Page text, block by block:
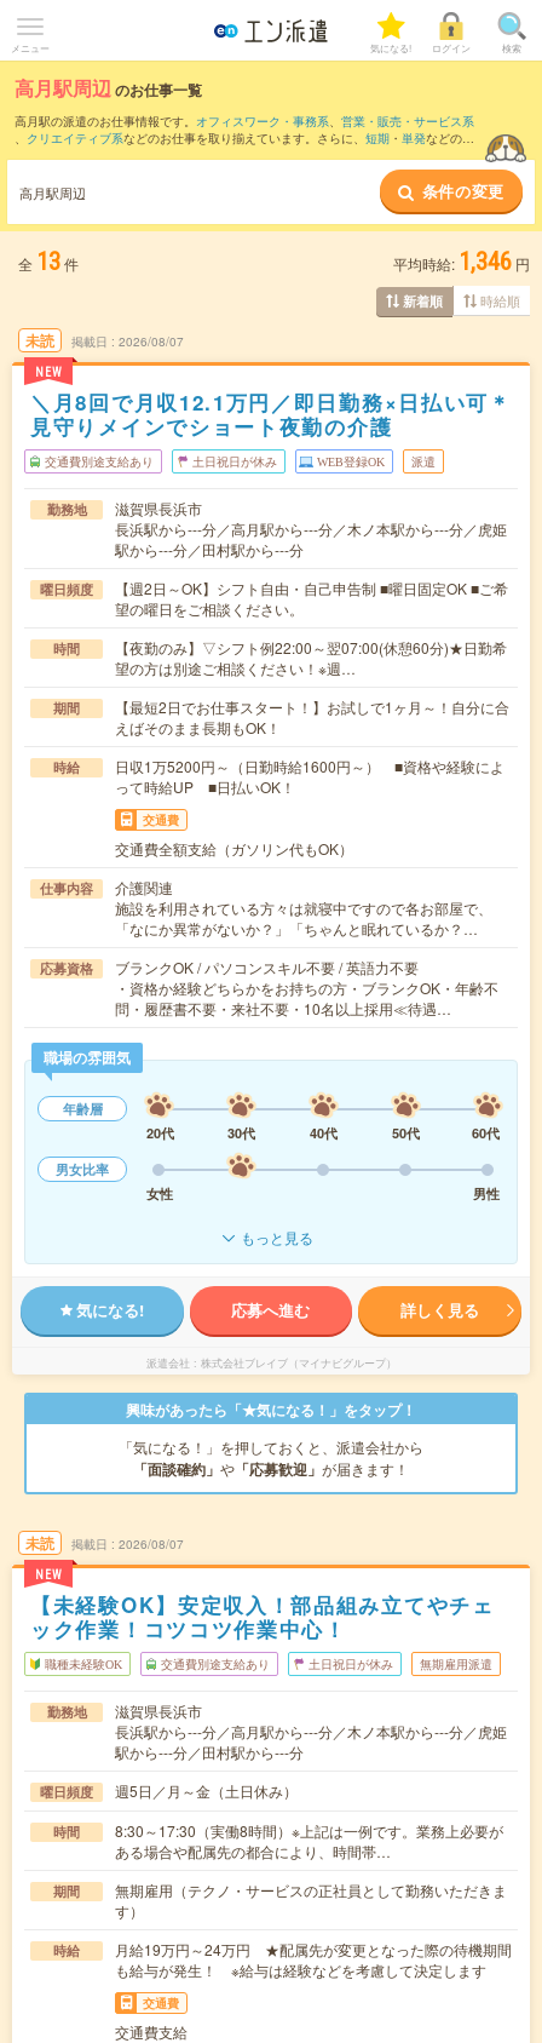
メニュー 気になる! ログイン 検索
高月駅周辺のお仕事一覧
高月駅の派遣のお仕事情報です。 オフィスワーク・事務系、 営業・販売・サービス系
、 クリエイティブ系などのお仕事を取り揃えています。さらに、 短期 ・ 単発などの期
また、長浜駅
など近隣駅のお仕事もご確認
いただけます。
高月駅周辺 条件の変更
全 13件 平均時給: 1,346 円
新着順 時給順
未読
NEW
掲載日 2026/08/07
＼月8回で月収12.1万円／即日勤務×日払い可＊
見守りメインでショート夜勤の介護
交通費別途支給あり 土日祝日が休み WEB登録OK 派遣
勤務地
滋賀県長浜市
長浜駅から---分／高月駅から---分／木ノ本駅から---分／虎姫
駅から---分／田村駅から---分
曜日頻度
【週2日～OK】シフト自由・自己申告制 ■曜日固定OK ■ご希
望の曜日をご相談ください。
時間
【夜勤のみ】▽シフト例22:00～翌07:00(休憩60分)★日勤希
望の方は別途ご相談ください！※週…
期間
【最短2日でお仕事スタート！】お試しで1ヶ月～！自分に合
えばそのまま長期もOK！
時給
日収1万5200円～（日勤時給1600円～） ■資格や経験によ
って時給UP ■日払いOK！
交通費
交通費全額支給（ガソリン代もOK）
仕事内容
介護関連
施設を利用されている方々は就寝中ですので各お部屋で、
「なにか異常がないか？」「ちゃんと眠れているか？…
応募資格
ブランクOK / パソコンスキル不要 / 英語力不要
・資格か経験どちらかをお持ちの方・ブランクOK・年齢不
問・履歴書不要・来社不要・10名以上採用≪待遇…
職場の雰囲気
年齢層
20代
30代 40代 50代
60代
男女比率
女性
男性
もっと見る
気になる! 応募へ進む 詳しく見る
派遣会社 株式会社ブレイブ（マイナビグループ）
興味があったら「★気になる！」をタップ！
「気になる！」を押しておくと、派遣会社から
「面談確約」 や 「応募歓迎」 が届きます！
未読
NEW
掲載日 2026/08/07
【未経験OK】安定収入！部品組み立てやチェ
ック作業！コツコツ作業中心！
職種未経験OK 交通費別途支給あり 土日祝日が休み 無期雇用派遣
勤務地
滋賀県長浜市
長浜駅から---分／高月駅から---分／木ノ本駅から---分／虎姫
駅から---分／田村駅から---分
曜日頻度 週5日／月～金（土日休み）
時間
8:30～17:30（実働8時間）※上記は一例です。業務上必要が
ある場合や配属先の都合により、時間帯…
期間
無期雇用（テクノ・サービスの正社員として勤務いただきま
す）
時給
月給19万円～24万円 ★配属先が変更となった際の待機期間
も給与が発生！ ※給与は経験などを考慮して決定します
交通費
交通費支給